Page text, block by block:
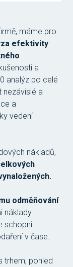
máme pro
efektivity
a
analýz po celé
nezávislé a
a
vedení
nákladů,
odměňování
náklady
schopni
v čase.
trhem, pohled